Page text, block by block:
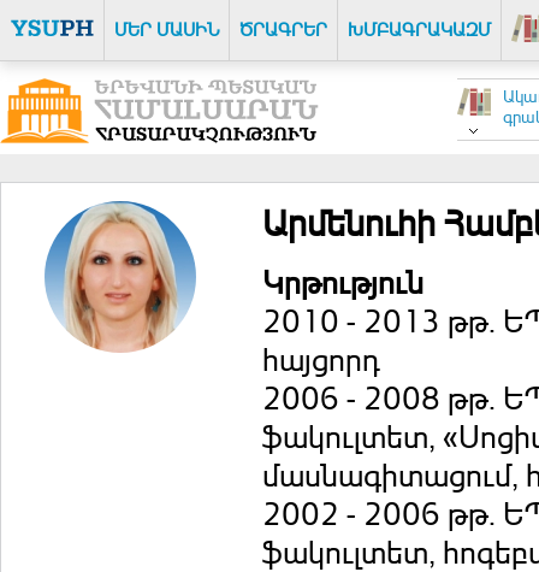
ՄԵՐ ՄԱՍԻՆ ԾՐԱԳՐԵՐ ԽՄԲԱԳՐԱԿԱԶՄ
Արմենուհի
Կրթություն
2010 - 2013 թթ.
հայցորդ
2006 - 2008 թթ.
ֆակուլտետ,
մասնագիտացում,
2002 - 2006 թթ.
ֆակուլտետ,